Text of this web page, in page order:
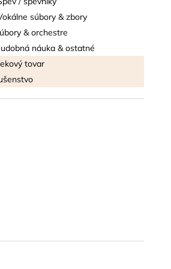
súbory & zbory
& orchestre
náuka & ostatné
tovar
FLOW-BALL